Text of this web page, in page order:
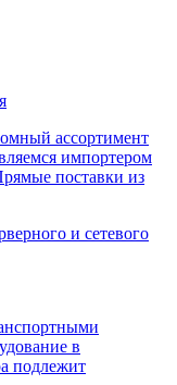
ассортимент
импортером
поставки из
в
подлежит